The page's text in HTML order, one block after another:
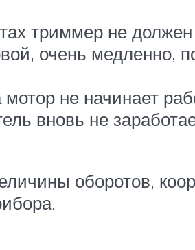
триммер не должен
очень медленно,
не начинает
вновь не
оборотов,